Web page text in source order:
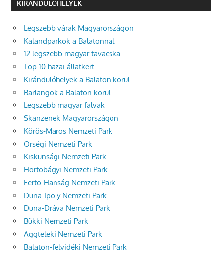
KIRÁNDULÓHELYEK
Legszebb várak Magyarországon
Kalandparkok a Balatonnál
12 legszebb magyar tavacska
Top 10 hazai állatkert
Kirándulóhelyek a Balaton körül
Barlangok a Balaton körül
Legszebb magyar falvak
Skanzenek Magyarországon
Körös-Maros Nemzeti Park
Őrségi Nemzeti Park
Kiskunsági Nemzeti Park
Hortobágyi Nemzeti Park
Fertő-Hanság Nemzeti Park
Duna-Ipoly Nemzeti Park
Duna-Dráva Nemzeti Park
Bükki Nemzeti Park
Aggteleki Nemzeti Park
Balaton-felvidéki Nemzeti Park